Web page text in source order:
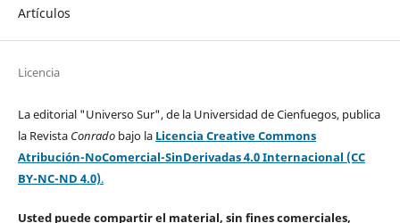
Artículos
Licencia
La editorial "Universo Sur", de la Universidad de Cienfuegos, publica
la Revista Conradobajo la Licencia Creative Commons
Atribución-NoComercial-SinDerivadas 4.0 Internacional (CC
BY-NC-ND 4.0).
Usted puede compartir el material, sin fines comerciales,